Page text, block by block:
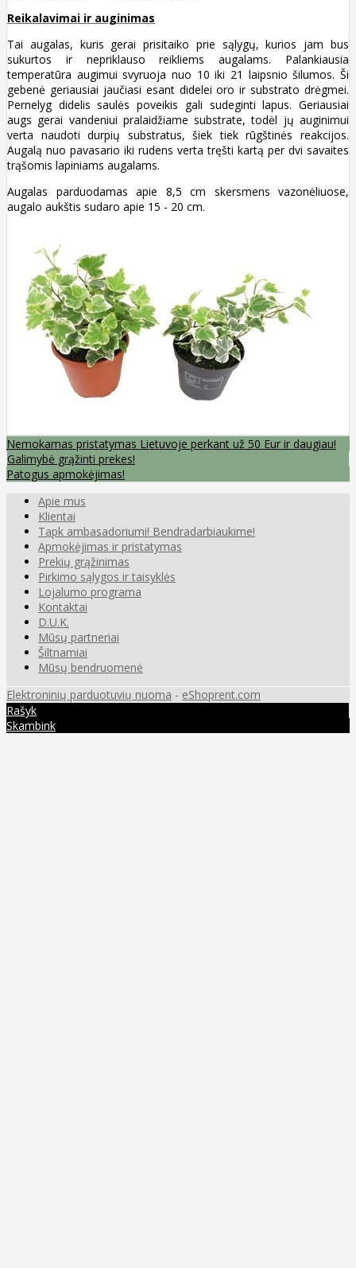
Reikalavimai ir auginimas
Tai augalas, kuris gerai prisitaiko prie sąlygų, kurios jam bus
sukurtos ir nepriklauso reikliems augalams. Palankiausia
temperatūra augimui svyruoja nuo 10 iki 21 laipsnio šilumos. Ši
gebenė geriausiai jaučiasi esant didelei oro ir substrato drėgmei.
Pernelyg didelis saulės poveikis gali sudeginti lapus. Geriausiai
augs gerai vandeniui pralaidžiame substrate, todėl jų auginimui
verta naudoti durpių substratus, šiek tiek rūgštinės reakcijos.
Augalą nuo pavasario iki rudens verta tręšti kartą per dvi savaites
trąšomis lapiniams augalams.
Augalas parduodamas apie 8,5 cm skersmens vazonėliuose,
augalo aukštis sudaro apie 15 - 20 cm.
Nemokamas pristatymas Lietuvoje perkant už 50 Eur ir daugiau!
Galimybė grąžinti prekes!
Patogus apmokėjimas!
Apie mus
Klientai
Tapk ambasadoriumi! Bendradarbiaukime!
Apmokėjimas ir pristatymas
Prekių grąžinimas
Pirkimo sąlygos ir taisyklės
Lojalumo programa
Kontaktai
D.U.K.
Mūsų partneriai
Šiltnamiai
Mūsų bendruomenė
Elektroninių parduotuvių nuoma - eShoprent.com
Rašyk
Skambink